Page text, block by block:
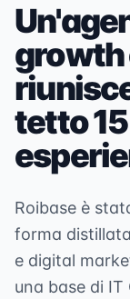
growth
tetto
Roibase è
forma
e digital
una base di